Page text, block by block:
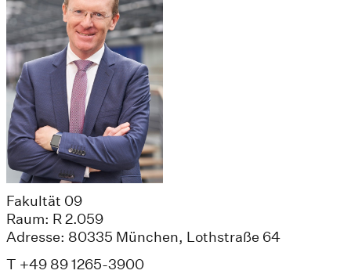
Fakultät 09
Raum: R 2.059
Adresse: 80335 München, Lothstraße 64
T +49 89 1265-3900